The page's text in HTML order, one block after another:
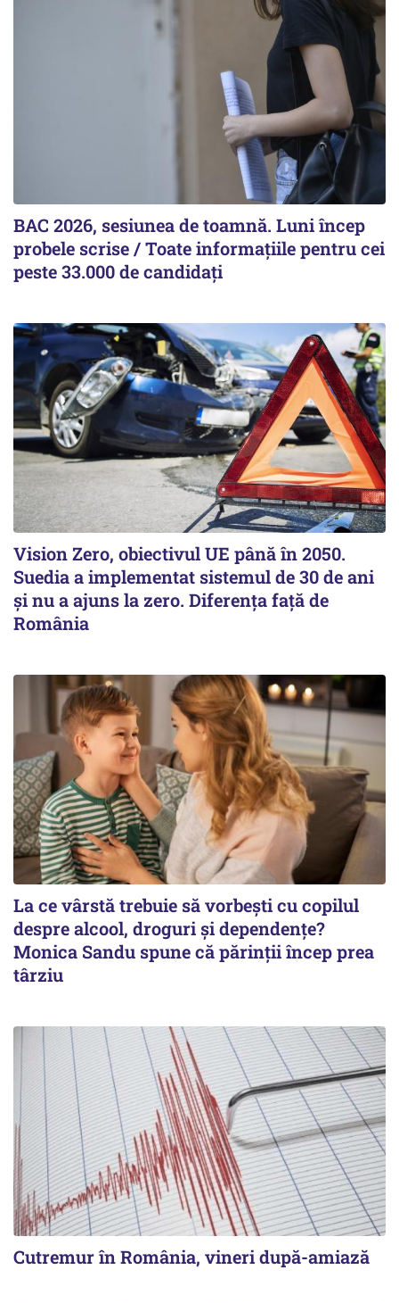
BAC 2026, sesiunea de toamnă. Luni încep
probele scrise / Toate informațiile pentru cei
peste 33.000 de candidați
Vision Zero, obiectivul UE până în 2050.
Suedia a implementat sistemul de 30 de ani
şi nu a ajuns la zero. Diferenţa faţă de
România
La ce vârstă trebuie să vorbești cu copilul
despre alcool, droguri și dependențe?
Monica Sandu spune că părinții încep prea
târziu
Cutremur în România, vineri după-amiază